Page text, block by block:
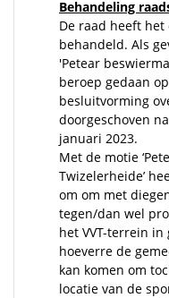
Behandeling
De raad heeft
behandeld. Als
'Petear
beroep gedaan
besluitvorming
doorgeschoven
januari 2023.
Met de motie
Twizelerheide’
om om met
tegen/dan wel
het VVT-terrein
hoeverre de
kan komen om
locatie van de